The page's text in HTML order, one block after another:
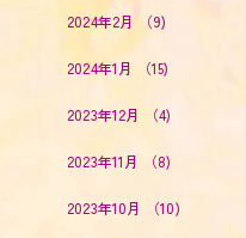
2024年2月 （9)
2024年1月 （15)
2023年12月 （4)
2023年11月 （8)
2023年10月 （10)